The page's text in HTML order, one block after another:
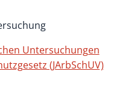
Untersuchungen
(JArbSchUV)